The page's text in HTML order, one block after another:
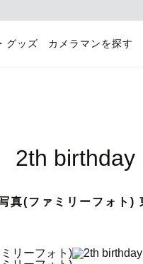
グッズ カメラマンを探す
2th birthday
真(ファミリーフォト)